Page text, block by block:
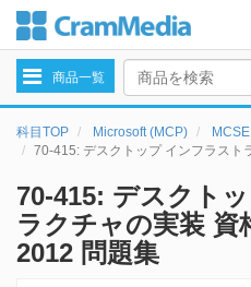
navigation
商品一覧
科目TOP Microsoft (MCP)
70-415: デスクトップ インフラスト
70-415: デスクト
ラクチャの実装 資
2012 問題集